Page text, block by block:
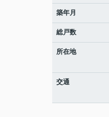
築年月
総戸数
所在地
交通